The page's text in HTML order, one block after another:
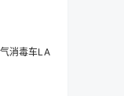
消毒车LA